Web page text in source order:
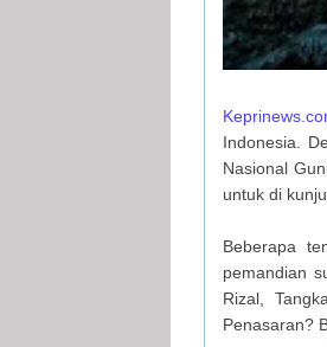
Indonesia.
Nasional
untuk di
Beberapa
pemandian
Rizal,
Penasaran?